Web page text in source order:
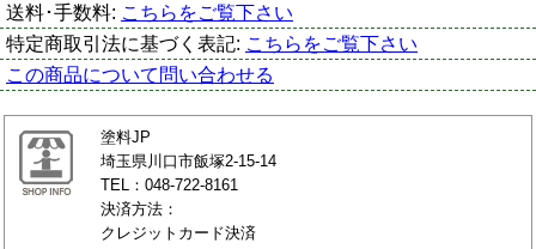
送料･手数料: こちらをご覧下さい
特定商取引法に基づく表記: こちらをご覧下さい
この商品について問い合わせる
塗料JP
埼玉県川口市飯塚2-15-14
TEL：048-722-8161
決済方法：
クレジットカード決済